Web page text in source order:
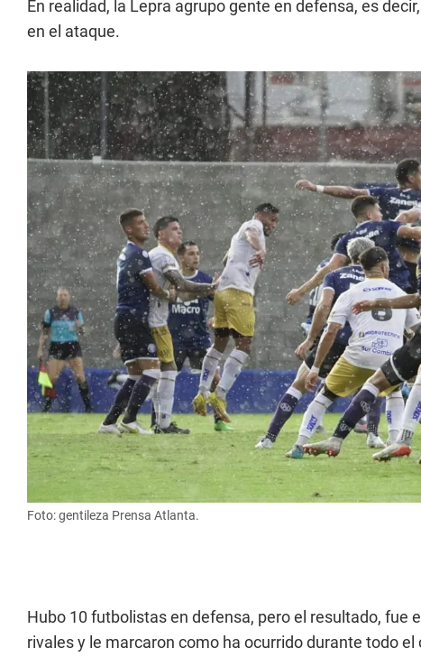
En realidad, la Lepra agrupo gente en defensa, es
en el ataque.
Foto: gentileza Prensa Atlanta.
Hubo 10 futbolistas en defensa, pero el resultado,
rivales y le marcaron como ha ocurrido durante todo